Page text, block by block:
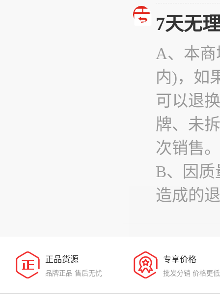
7天无
A、本
内)，如
可以退
牌、未
次销售。
B、因
造成的
正品货源
品牌正品 售后无忧
专享价格
批发分销 价格更低